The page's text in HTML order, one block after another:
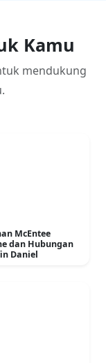
Kamu
mendukung
McEntee
dan Hubungan
Daniel